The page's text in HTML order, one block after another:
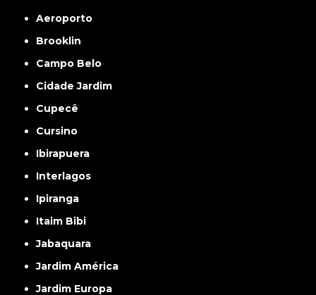
Aeroporto
Brooklin
Campo Belo
Cidade Jardim
Cupecê
Cursino
Ibirapuera
Interlagos
Ipiranga
Itaim Bibi
Jabaquara
Jardim América
Jardim Europa